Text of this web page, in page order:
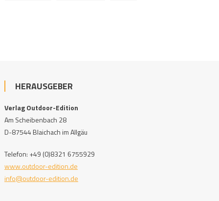
HERAUSGEBER
Verlag Outdoor-Edition
Am Scheibenbach 28
D-87544 Blaichach im Allgäu
Telefon: +49 (0)8321 6755929
www.outdoor-edition.de
info@outdoor-edition.de